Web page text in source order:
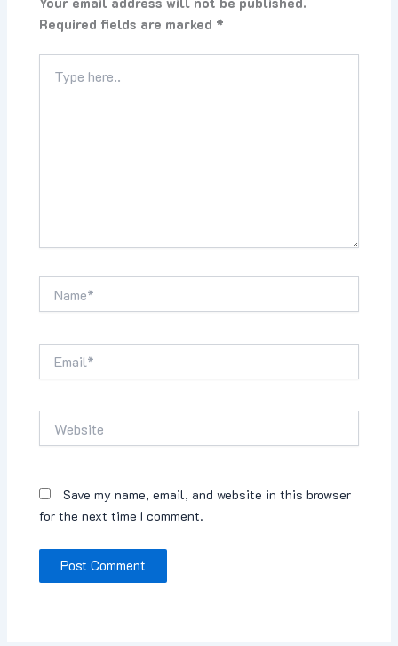
Required fields are marked *
here..
Save my name, email, and website in this browser
for the next time I comment.